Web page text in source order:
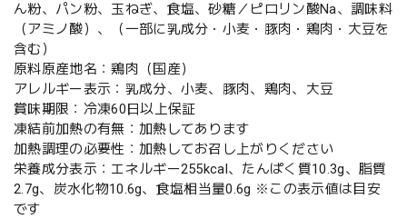
ん粉、パン粉、玉ねぎ、食塩、砂糖／ピロリン酸Na、調味料
（アミノ酸）、（一部に乳成分・小麦・豚肉・鶏肉・大豆を
含む）
原料原産地名：鶏肉（国産）
アレルギー表示：乳成分、小麦、豚肉、鶏肉、大豆
賞味期限：冷凍60日以上保証
凍結前加熱の有無：加熱してあります
加熱調理の必要性：加熱してお召し上がりください
栄養成分表示：エネルギー255kcal、たんぱく質10.3g、脂質
2.7g、炭水化物10.6g、食塩相当量0.6g ※この表示値は目安
です